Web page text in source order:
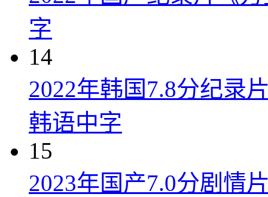
字
14
2022年韩国7.8分纪录
韩语中字
15
2023年国产7.0分剧情